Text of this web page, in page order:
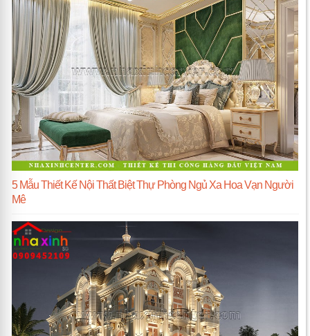
5 Mẫu Thiết Kế Nội Thất Biệt Thự Phòng Ngủ Xa Hoa Vạn Người
Mê